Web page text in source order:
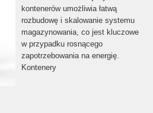
kontenerów umożliwia łatwą
rozbudowę i skalowanie systemu
magazynowania, co jest kluczowe
w przypadku rosnącego
zapotrzebowania na energię.
Kontenery